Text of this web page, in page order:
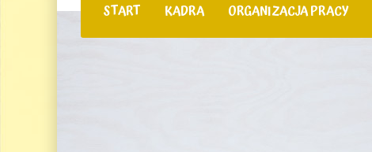
START KADRA ORGANIZACJA PRACY